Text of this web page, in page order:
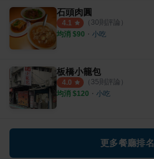
石頭肉圓
4.1 （ 30則評論）
均消 $90 ・ 小吃
板橋小籠包
4.0 （ 35則評論）
均消 $120 ・ 小吃
更多餐廳排名